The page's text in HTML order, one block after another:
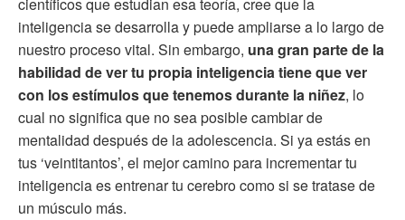
científicos que estudian esa teoría, cree que la
inteligencia se desarrolla y puede ampliarse a lo largo de
nuestro proceso vital. Sin embargo, una gran parte de la
habilidad de ver tu propia inteligencia tiene que ver
con los estímulos que tenemos durante la niñez, lo
cual no significa que no sea posible cambiar de
mentalidad después de la adolescencia. Si ya estás en
tus ‘veintitantos’, el mejor camino para incrementar tu
inteligencia es entrenar tu cerebro como si se tratase de
un músculo más.